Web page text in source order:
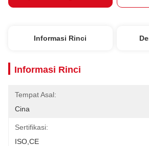
Informasi Rinci
Informasi Rinci
Tempat Asal:
Cina
Sertifikasi:
ISO,CE